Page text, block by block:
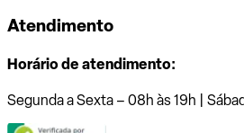
Atendimento
Horário de atendimento:
Segunda a Sexta – 08h às 19h |